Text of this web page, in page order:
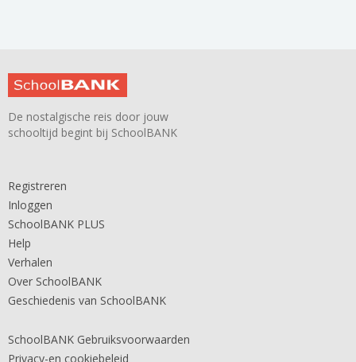
De nostalgische reis door jouw
schooltijd begint bij SchoolBANK
Registreren
Inloggen
SchoolBANK PLUS
Help
Verhalen
Over SchoolBANK
Geschiedenis van SchoolBANK
SchoolBANK Gebruiksvoorwaarden
Privacy-en cookiebeleid